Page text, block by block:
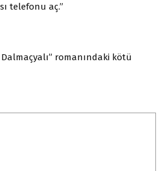
telefonu aç.”
Dalmaçyalı” romanındaki kötü